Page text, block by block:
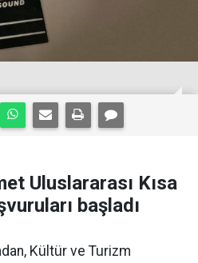
Uluslararası Kısa
başladı
Kültür ve Turizm